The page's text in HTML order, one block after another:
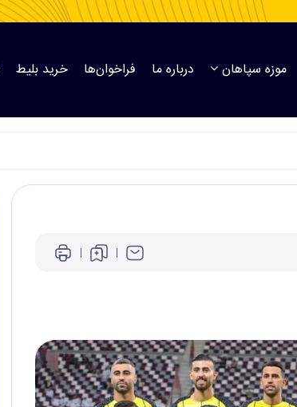
موزه سپاهان درباره ما فراخوان‌ها خرید بلیط